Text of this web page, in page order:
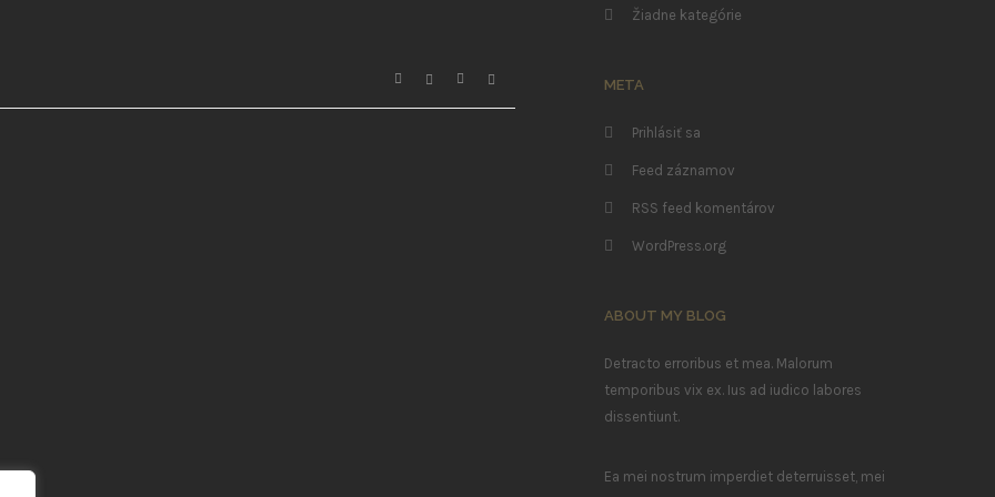
Žiadne kategórie
META
Prihlásiť sa
Feed záznamov
RSS feed komentárov
WordPress.org
ABOUT MY BLOG
Detracto erroribus et mea. Malorum
temporibus vix ex. Ius ad iudico labores
dissentiunt.
Ea mei nostrum imperdiet deterruisset, mei